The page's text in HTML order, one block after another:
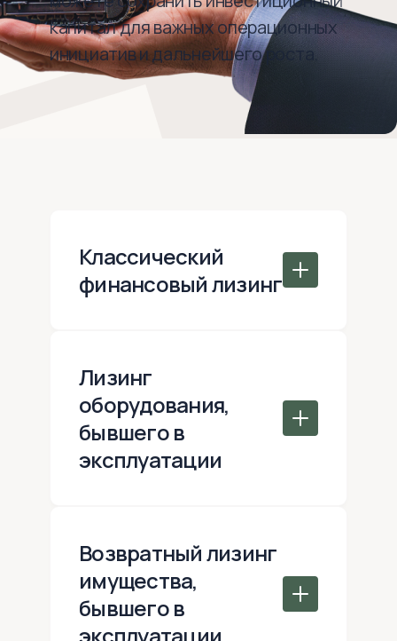
капитал для важных операционных
инициатив и дальнейшего роста.
Классический
финансовый лизинг
Лизинг
оборудования,
бывшего в
эксплуатации
Возвратный лизинг
имущества,
бывшего в